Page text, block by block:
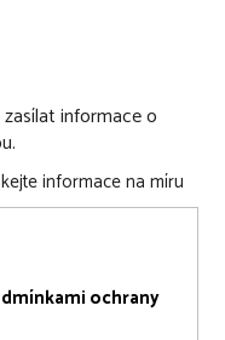
informace o
informace na míru
ochrany